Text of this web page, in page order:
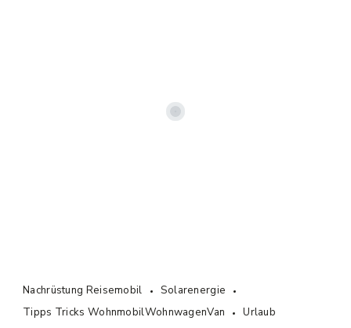
Nachrüstung Reisemobil
Solarenergie
Tipps Tricks WohnmobilWohnwagenVan
Urlaub